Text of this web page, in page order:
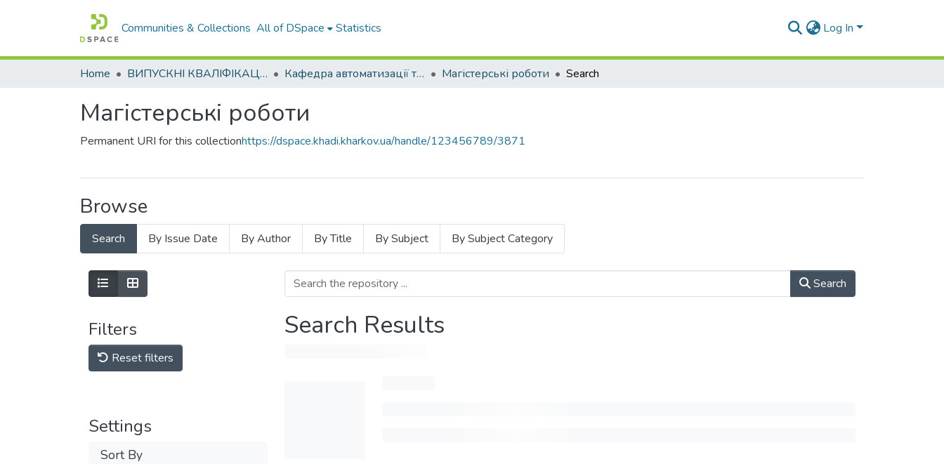
Communities & Collections All of DSpace Statistics Log In
Home ВИПУСКНІ КВАЛІФІКАЦІЙНІ РОБОТИ Кафедра автоматизації та комп’ютерно-інтегрованих технологій Магістерські роботи Search
Магістерські роботи
Permanent URI for this collectionhttps://dspace.khadi.kharkov.ua/handle/123456789/3871
Browse
Search By Issue Date By Author By Title By Subject By Subject Category
Filters
Reset filters
Settings
Sort By
Search
Search Results